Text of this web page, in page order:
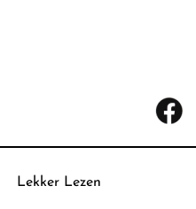
Lekker Lezen